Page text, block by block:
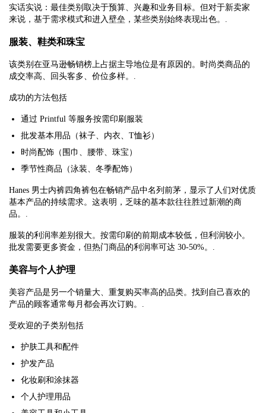
实话实说：最佳类别取决于预算、兴趣和业务目标。但对于新卖家
来说，基于需求模式和进入壁垒，某些类别始终表现出色。.
服装、鞋类和珠宝
该类别在亚马逊畅销榜上占据主导地位是有原因的。时尚类商品的
成交率高、回头客多、价位多样。.
成功的方法包括
通过 Printful 等服务按需印刷服装
批发基本用品（袜子、内衣、T恤衫）
时尚配饰（围巾、腰带、珠宝）
季节性商品（泳装、冬季配饰）
Hanes 男士内裤四角裤包在畅销产品中名列前茅，显示了人们对优质
基本产品的持续需求。这表明，乏味的基本款往往胜过新潮的商
品。.
服装的利润率差别很大。按需印刷的前期成本较低，但利润较小。
批发需要更多资金，但热门商品的利润率可达 30-50%。.
美容与个人护理
美容产品是另一个销量大、重复购买率高的品类。找到自己喜欢的
产品的顾客通常每月都会再次订购。.
受欢迎的子类别包括
护肤工具和配件
护发产品
化妆刷和涂抹器
个人护理用品